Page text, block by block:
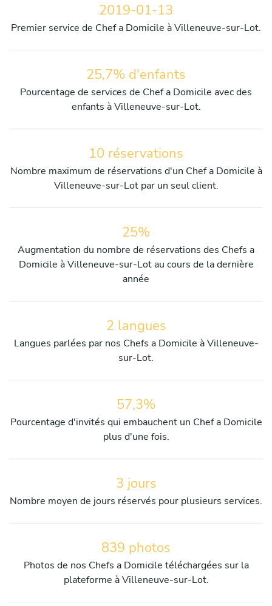
2019-01-13
Premier service de Chef a Domicile à Villeneuve-sur-Lot.
25,7% d'enfants
Pourcentage de services de Chef a Domicile avec des
enfants à Villeneuve-sur-Lot.
10 réservations
Nombre maximum de réservations d'un Chef a Domicile à
Villeneuve-sur-Lot par un seul client.
25%
Augmentation du nombre de réservations des Chefs a
Domicile à Villeneuve-sur-Lot au cours de la dernière
année
2 langues
Langues parlées par nos Chefs a Domicile à Villeneuve-
sur-Lot.
57,3%
Pourcentage d'invités qui embauchent un Chef a Domicile
plus d'une fois.
3 jours
Nombre moyen de jours réservés pour plusieurs services.
839 photos
Photos de nos Chefs a Domicile téléchargées sur la
plateforme à Villeneuve-sur-Lot.